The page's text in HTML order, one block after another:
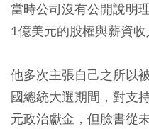
當時公司沒有公開說明
1億美元的股權與薪資收
他多次主張自己之所以
國總統大選期間，對支
元政治獻金，但臉書從未